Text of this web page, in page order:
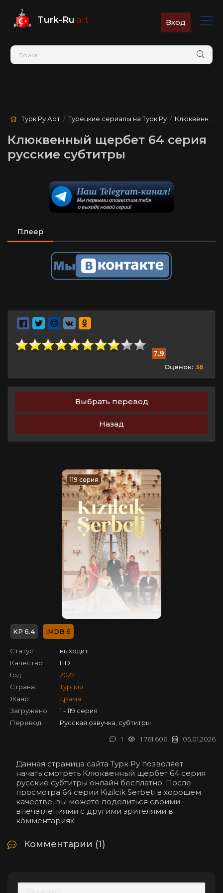
Turk-Ru.art Вход
Турк Ру Арт /Турецкие сериалы на Турк Ру / Клюквенный щербет
Клюквенный щербет 64 серия
русские субтитры
Плеер
7.9
Оценок: 36
Выбрать перевод
Назад
119 серия
6.4 6
Статус:
выходит
Качество:
HD
Год:
2022
Страна:
Турция
Жанр:
драма
Загружено:
1 - 119 серия
Перевод:
Русская озвучка, субтитры
05.01.2026
1 761 606
1
Данная страница сайта Турк Ру позволяет
начать смотреть Клюквенный щербет 64 серия
русские субтитры онлайн бесплатно. После
просмотра 64 серии Kizilcik Serbeti в хорошем
качестве, вы можете поделиться своими
впечатлениями с другими зрителями в
комментариях.
Комментарии (1)